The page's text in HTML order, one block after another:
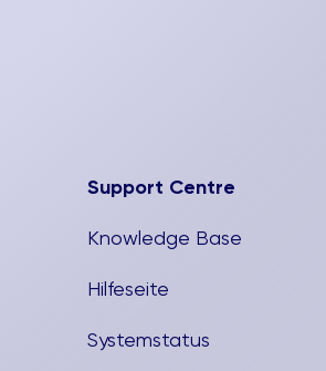
Support Centre
Knowledge Base
Hilfeseite
Systemstatus